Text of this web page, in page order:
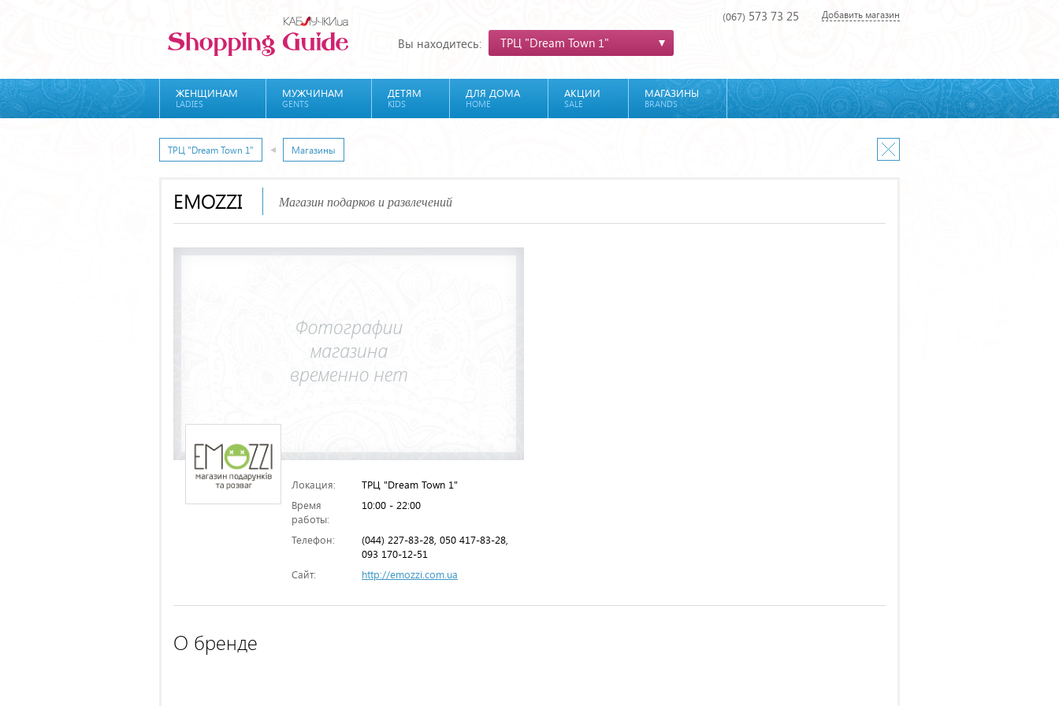
Вы находитесь: ТРЦ "Dream Town 1"
(067) 573 73 25 Добавить магазин
ЖЕНЩИНАМ
LADIES
МУЖЧИНАМ
GENTS
ДЕТЯМ
KIDS
ДЛЯ ДОМА
HOME
АКЦИИ
SALE
МАГАЗИНЫ
BRANDS
ТРЦ "Dream Town 1" Магазины
EMOZZI Магазин подарков и развлечений
Локация:
ТРЦ "Dream Town 1"
Время
работы:
10:00 - 22:00
Телефон:
(044) 227-83-28, 050 417-83-28,
093 170-12-51
Сайт:
http://emozzi.com.ua
О бренде